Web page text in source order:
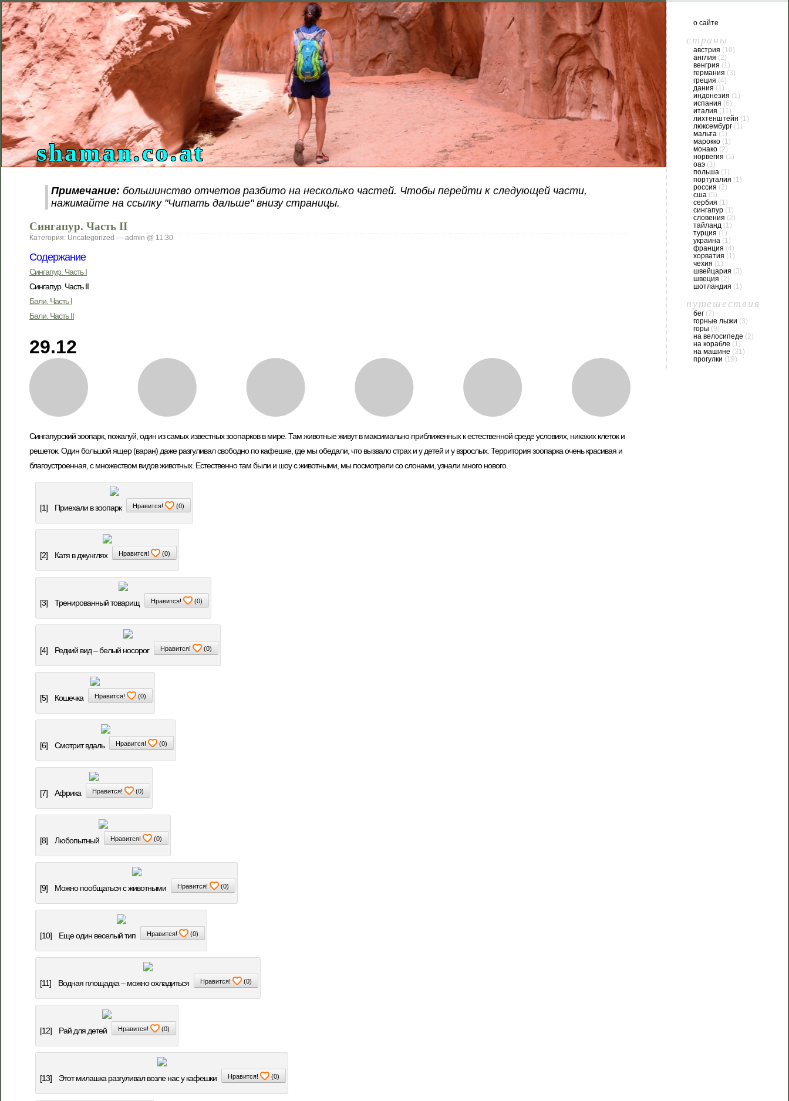
shaman.co.at
Примечание: большинство отчетов разбито на несколько частей. Чтобы перейти к следующей части,
нажимайте на ссылку "Читать дальше" внизу страницы.
Сингапур. Часть II
Категория: Uncategorized — admin @ 11:30
Содержание
Сингапур. Часть I
Сингапур. Часть II
Бали. Часть I
Бали. Часть II
29.12
Сингапурский зоопарк, пожалуй, один из самых известных зоопарков в мире. Там животные живут в максимально приближенных к естественной среде условиях, никаких клеток и
решеток. Один большой ящер (варан) даже разгуливал свободно по кафешке, где мы обедали, что вызвало страх и у детей и у взрослых. Территория зоопарка очень красивая и
благоустроенная, с множеством видов животных. Естественно там были и шоу с животными, мы посмотрели со слонами, узнали много нового.
[1] Приехали в зоопарк Нравится! (0)
[2] Катя в джунглях Нравится! (0)
[3] Тренированный товарищ Нравится! (0)
[4] Редкий вид – белый носорог Нравится! (0)
[5] Кошечка Нравится! (0)
[6] Смотрит вдаль Нравится! (0)
[7] Африка Нравится! (0)
[8] Любопытный Нравится! (0)
[9] Можно пообщаться с животными Нравится! (0)
[10] Еще один веселый тип Нравится! (0)
[11] Водная площадка – можно охладиться Нравится! (0)
[12] Рай для детей Нравится! (0)
[13] Этот милашка разгуливал возле нас у кафешки Нравится! (0)
о сайте
страны
австрия (10)
англия (2)
венгрия (1)
германия (3)
греция (4)
дания (1)
индонезия (1)
испания (6)
италия (11)
лихтенштейн (1)
люксембург (1)
мальта (1)
марокко (1)
монако (2)
норвегия (1)
оаэ (1)
польша (1)
португалия (1)
россия (2)
сша (5)
сербия (1)
сингапур (1)
словения (2)
тайланд (1)
турция (1)
украина (1)
франция (4)
хорватия (1)
чехия (1)
швейцария (3)
швеция (2)
шотландия (1)
путешествия
бег (7)
горные лыжи (3)
горы (9)
на велосипеде (2)
на корабле (1)
на машине (31)
прогулки (19)